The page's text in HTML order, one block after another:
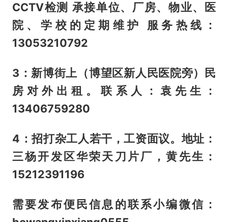
CCTV检测 承接单位、厂房、物业、医
院、学校的定期维护 服务热线：
13053210792
3：新博街上（博望区新人民医院旁）民
房对外出租。联系人：袁先生：
13406759280
4：招打杂工人若干，工资面议。地址：
三杨开发区华荣天刀片厂，黄先生：
15212391196
需要发布便民信息的联系小编微信：